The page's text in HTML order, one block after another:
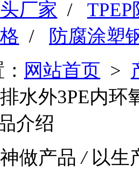
厂家 /
/
防腐涂塑
网站首页 >
水外3PE内环
介绍
做产品/以生